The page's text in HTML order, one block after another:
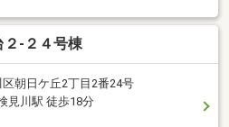
２-２４号棟
朝日ケ丘2丁目2番24号
見川駅 徒歩18分